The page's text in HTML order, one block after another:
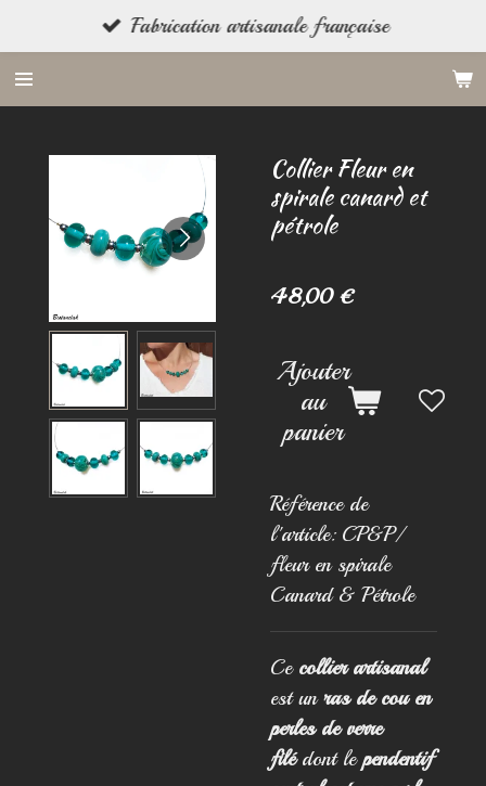
au
contenu
Fabrication artisanale française
Collier Fleur en
spirale canard et
pétrole
48,00 €
Ajouter
au
panier
Référence de
l'article: CP&P/
fleur en spirale
Canard & Pétrole
Ce collier artisanal
est unras de cou en
perles de verre
filédont lependentif